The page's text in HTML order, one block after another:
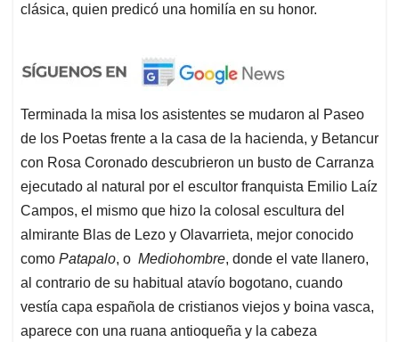
clásica, quien predicó una homilía en su honor.
Terminada la misa los asistentes se mudaron al Paseo
de los Poetas frente a la casa de la hacienda, y Betancur
con Rosa Coronado descubrieron un busto de Carranza
ejecutado al natural por el escultor franquista Emilio Laíz
Campos, el mismo que hizo la colosal escultura del
almirante Blas de Lezo y Olavarrieta, mejor conocido
como Patapalo, o Mediohombre, donde el vate llanero,
al contrario de su habitual atavío bogotano, cuando
vestía capa española de cristianos viejos y boina vasca,
aparece con una ruana antioqueña y la cabeza